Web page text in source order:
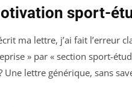
sport-
ma lettre, j’ai fait l’erreur
» par « section sport-
Une lettre générique, sans